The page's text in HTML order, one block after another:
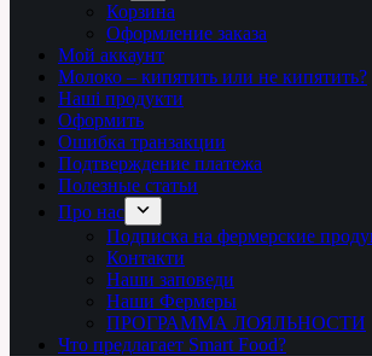
Корзина
Оформление заказа
Мой аккаунт
Молоко – кипятить или не кипятить?
Наші продукти
Оформить
Ошибка транзакции
Подтверждение платежа
Полезные статьи
Про нас
Подписка на фермерские
Контакти
Наши заповеди
Наши Фермеры
ПРОГРАММА ЛОЯЛЬНОСТИ
Что предлагает Smart Food?